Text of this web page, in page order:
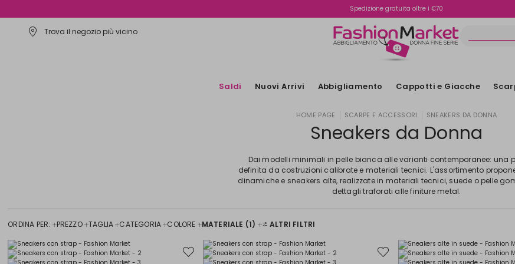
Reso facile e veloce
Spedizione gratuita oltre i €70
Trova il negozio più vicino
Saldi Nuovi Arrivi Abbigliamento Cappotti e Giacche
HOME PAGE SCARPE E ACCESSORI SNEAKERS DA DONNA
Sneakers da Donna
Dai modelli minimali in pelle bianca alle varianti contemporanee: una
definita da costruzioni calibrate e materiali tecnici. L'assortimento
dinamiche e sneakers alte, realizzate in materiali tecnici, suede o pelle
dettagli traforati alle finiture metal.
ORDINA PER: PREZZO TAGLIA CATEGORIA COLORE MATERIALE (1) ALTRI FILTRI
Sposta
Sposta